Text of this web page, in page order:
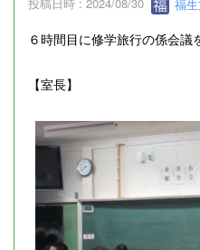
投稿日時 : 2024/08/30 福
６時間目に修学旅行の係会議
【室長】